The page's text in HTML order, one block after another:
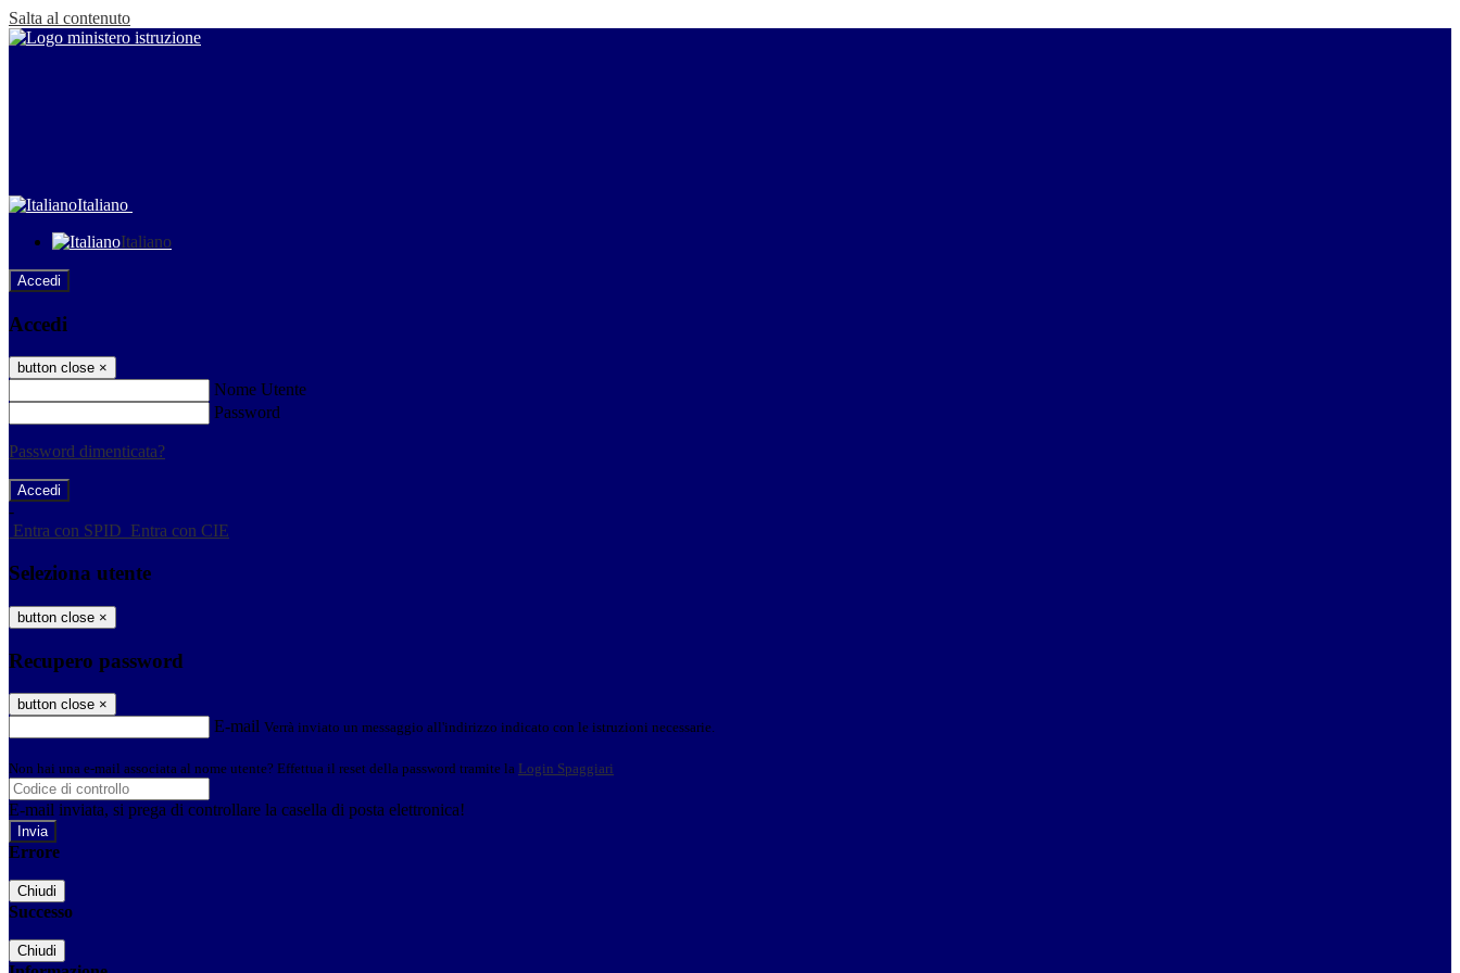
Salta al contenuto
Italiano
Italiano
Accedi
Accedi
button close ×
Nome Utente
Password
Password dimenticata?
-
Entra con SPID Entra con CIE
Seleziona utente
button close ×
Recupero password
button close ×
E-mail Verrà inviato un messaggio all'indirizzo indicato con le istruzioni necessarie.
Non hai una e-mail associata al nome utente? Effettua il reset della password tramite la Login Spaggiari
E-mail inviata, si prega di controllare la casella di posta elettronica!
Errore
Chiudi
Successo
Chiudi